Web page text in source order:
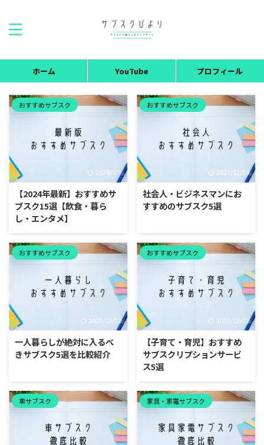
ホーム YouTube プロフィール
おすすめサブスク
2024/3/7
【2024年最新】おすすめサ
ブスク15選【飲食・暮ら
し・エンタメ】
おすすめサブスク
2023/12/29
社会人・ビジネスマンにお
すすめのサブスク5選
おすすめサブスク
2023/12/22
一人暮らしが絶対に入るべ
きサブスク5選を比較紹介
おすすめサブスク
2023/12/22
【子育て・育児】おすすめ
サブスクリプションサービ
ス5選
車サブスク 家具・家電サブスク